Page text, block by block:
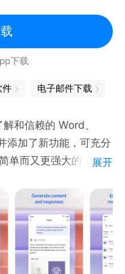
人用户用微软账号登录
Office 365个人版或
能，同时也可激活在
能。企业用户需要符合
括由世纪互联运营的
下载
件 电子邮件下载
和信赖的 Word、
添加了新功能，可充分
单而又更强大的
应用都可以方便
个主要版本，且需运行
展开